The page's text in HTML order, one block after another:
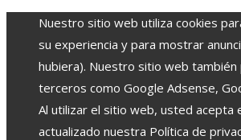
Nuestro sitio web utiliza cookies
su experiencia y para mostrar
hubiera). Nuestro sitio web también
terceros como Google Adsense,
Al utilizar el sitio web, usted acepta
actualizado nuestra Política de